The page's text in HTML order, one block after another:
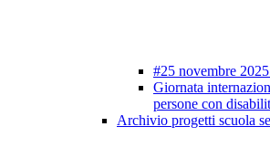
#25 novembre
Giornata
persone con
Archivio progetti scuola